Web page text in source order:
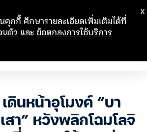
นหน้าอุโมงค์ “บา
สา” หวังพลิกโฉมโลจิ
คุกกี้ ศึกษารายละเอียดเพิ่มเติมได้ที่
นตัว และข้อตกลงการใช้บริการ
X